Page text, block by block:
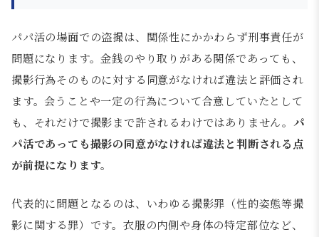
パパ活の場面での盗撮は、関係性にかかわらず刑事責任が
問題になります。金銭のやり取りがある関係であっても、
撮影行為そのものに対する同意がなければ違法と評価され
ます。会うことや一定の行為について合意していたとして
も、それだけで撮影まで許されるわけではありません。 パ
パ活であっても撮影の同意がなければ違法と判断される点
が前提になります。
代表的に問題となるのは、いわゆる撮影罪（性的姿態等撮
影に関する罪）です。衣服の内側や身体の特定部位など、